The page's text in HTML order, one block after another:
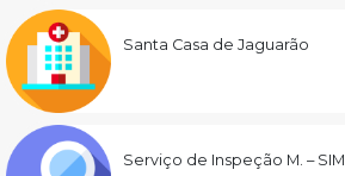
Santa Casa de Jaguarão
Serviço de Inspeção M. – SIM